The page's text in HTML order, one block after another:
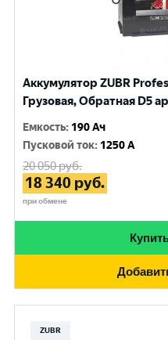
Аккумулятор ZUBR
Грузовая, Обратная D5
Емкость: 190 Ач
Пусковой ток: 1250 A
20 050руб.
18 340 руб.
при обмене
ZUBR